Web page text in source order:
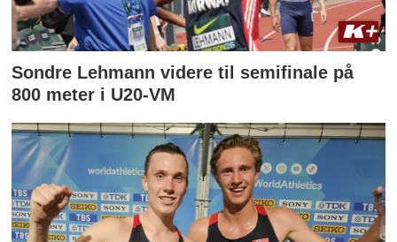
Sondre Lehmann videre til semifinale på
800 meter i U20-VM